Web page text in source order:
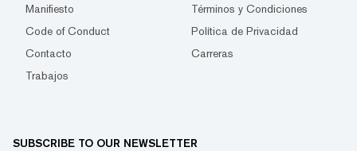
Manifiesto
Términos y Condiciones
Code of Conduct
Política de Privacidad
Contacto
Carreras
Trabajos
SUBSCRIBE TO OUR NEWSLETTER